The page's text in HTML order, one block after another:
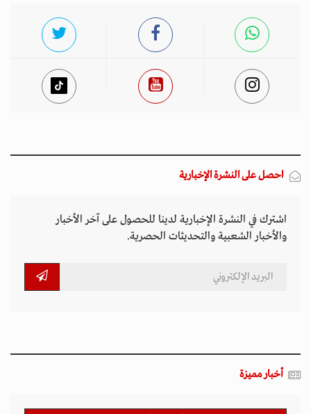
احصل على النشرة الإخبارية
اشترك في النشرة الإخبارية لدينا للحصول على آخر الأخبار
والأخبار الشعبية والتحديثات الحصرية.
أخبار مميزة